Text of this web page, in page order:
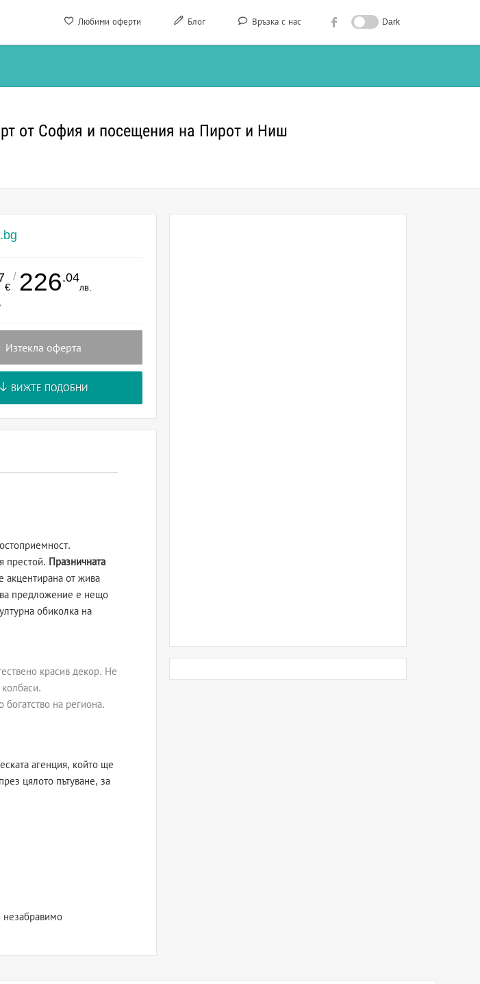
Любими оферти Блог Връзка с нас Dark
от София и посещения на Пирот и Ниш
€
/ 226.04
лв.
Изтекла оферта
ВИЖТЕ ПОДОБНИ
престой. Празничната
акцентирана от жива
предложение е нещо
обиколка на
красив декор. Не
богатство на региона.
агенция, който ще
цялото пътуване, за
незабравимо